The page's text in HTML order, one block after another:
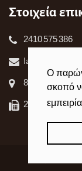
Ο παρών
σκοπό
Στοιχεία
2410 575 386
8χιλ. Λαρισας-
2410 575 601